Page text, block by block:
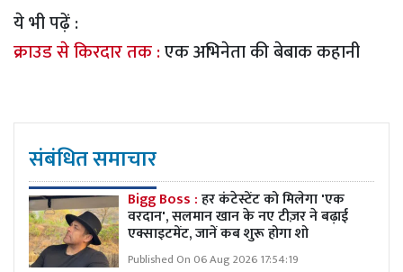
ये भी पढ़ें :
क्राउड से किरदार तक :एक अभिनेता की बेबाक कहानी
संबंधित समाचार
Bigg Boss :हर कंटेस्टेंट को मिलेगा 'एक
वरदान', सलमान खान के नए टीज़र ने बढ़ाई
एक्साइटमेंट, जानें कब शुरू होगा शो
Published On 06 Aug 2026 17:54:19